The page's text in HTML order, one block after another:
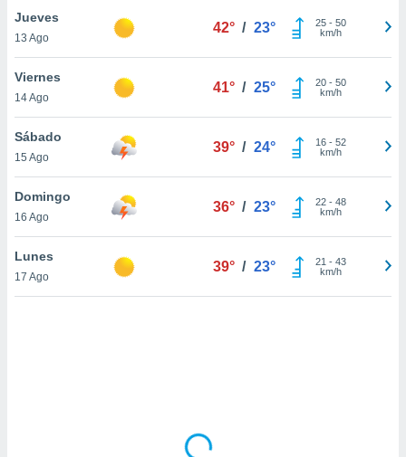
aceptar
de
sitio
En
sean
el sitio
ni para
o
Jueves
13 Ago
42° / 23° 25- 50
km/h
Viernes
14 Ago
41° / 25° 20- 50
km/h
Sábado
15 Ago
39° / 24° 16- 52
km/h
Domingo
16 Ago
36° / 23° 22- 48
km/h
Lunes
17 Ago
39° / 23° 21 - 43
km/h